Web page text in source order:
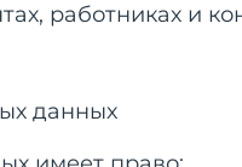
работниках и
данных